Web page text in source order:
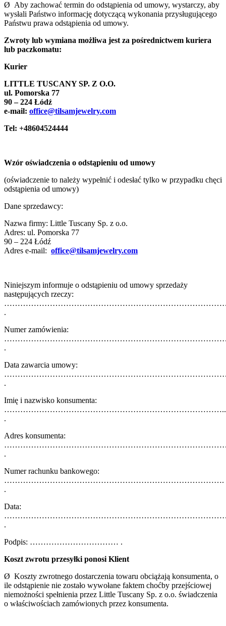
Ø Aby zachować termin do odstąpienia od umowy, wystarczy, aby
wysłali Państwo informację dotyczącą wykonania przysługującego
Państwu prawa odstąpienia od umowy.
Zwroty lub wymiana możliwa jest za pośrednictwem kuriera
lub paczkomatu:
Kurier
LITTLE TUSCANY SP. Z O.O.
ul. Pomorska 77
90 – 224 Łódź
e-mail: office@tilsamjewelry.com
Tel: +48604524444
Wzór oświadczenia o odstąpieniu od umowy
(oświadczenie to należy wypełnić i odesłać tylko w przypadku chęci
odstąpienia od umowy)
Dane sprzedawcy:
Nazwa firmy: Little Tuscany Sp. z o.o.
Adres: ul. Pomorska 77
90 – 224 Łódź
Adres e-mail: office@tilsamjewelry.com
Niniejszym informuje o odstąpieniu od umowy sprzedaży
następujących rzeczy:
.
Numer zamówienia:
.
Data zawarcia umowy:
.
Imię i nazwisko konsumenta:
………………………………………………………………………..
.
Adres konsumenta:
.
Numer rachunku bankowego:
……………………………………………………………………….
.
Data:
.
Podpis: …………………………… .
Koszt zwrotu przesyłki ponosi Klient
Ø Koszty zwrotnego dostarczenia towaru obciążają konsumenta, o
ile odstąpienie nie zostało wywołane faktem choćby przejściowej
niemożności spełnienia przez Little Tuscany Sp. z o.o. świadczenia
o właściwościach zamówionych przez konsumenta.